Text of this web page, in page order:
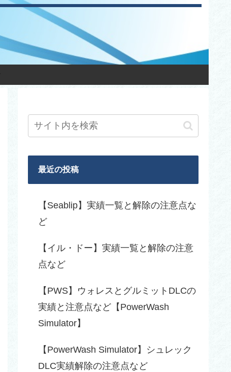
最近の投稿
【Seablip】実績一覧と解除の注意点な
ど
【イル・ドー】実績一覧と解除の注意
点など
【PWS】ウォレスとグルミットDLCの
実績と注意点など【PowerWash
Simulator】
【PowerWash Simulator】シュレック
DLC実績解除の注意点など